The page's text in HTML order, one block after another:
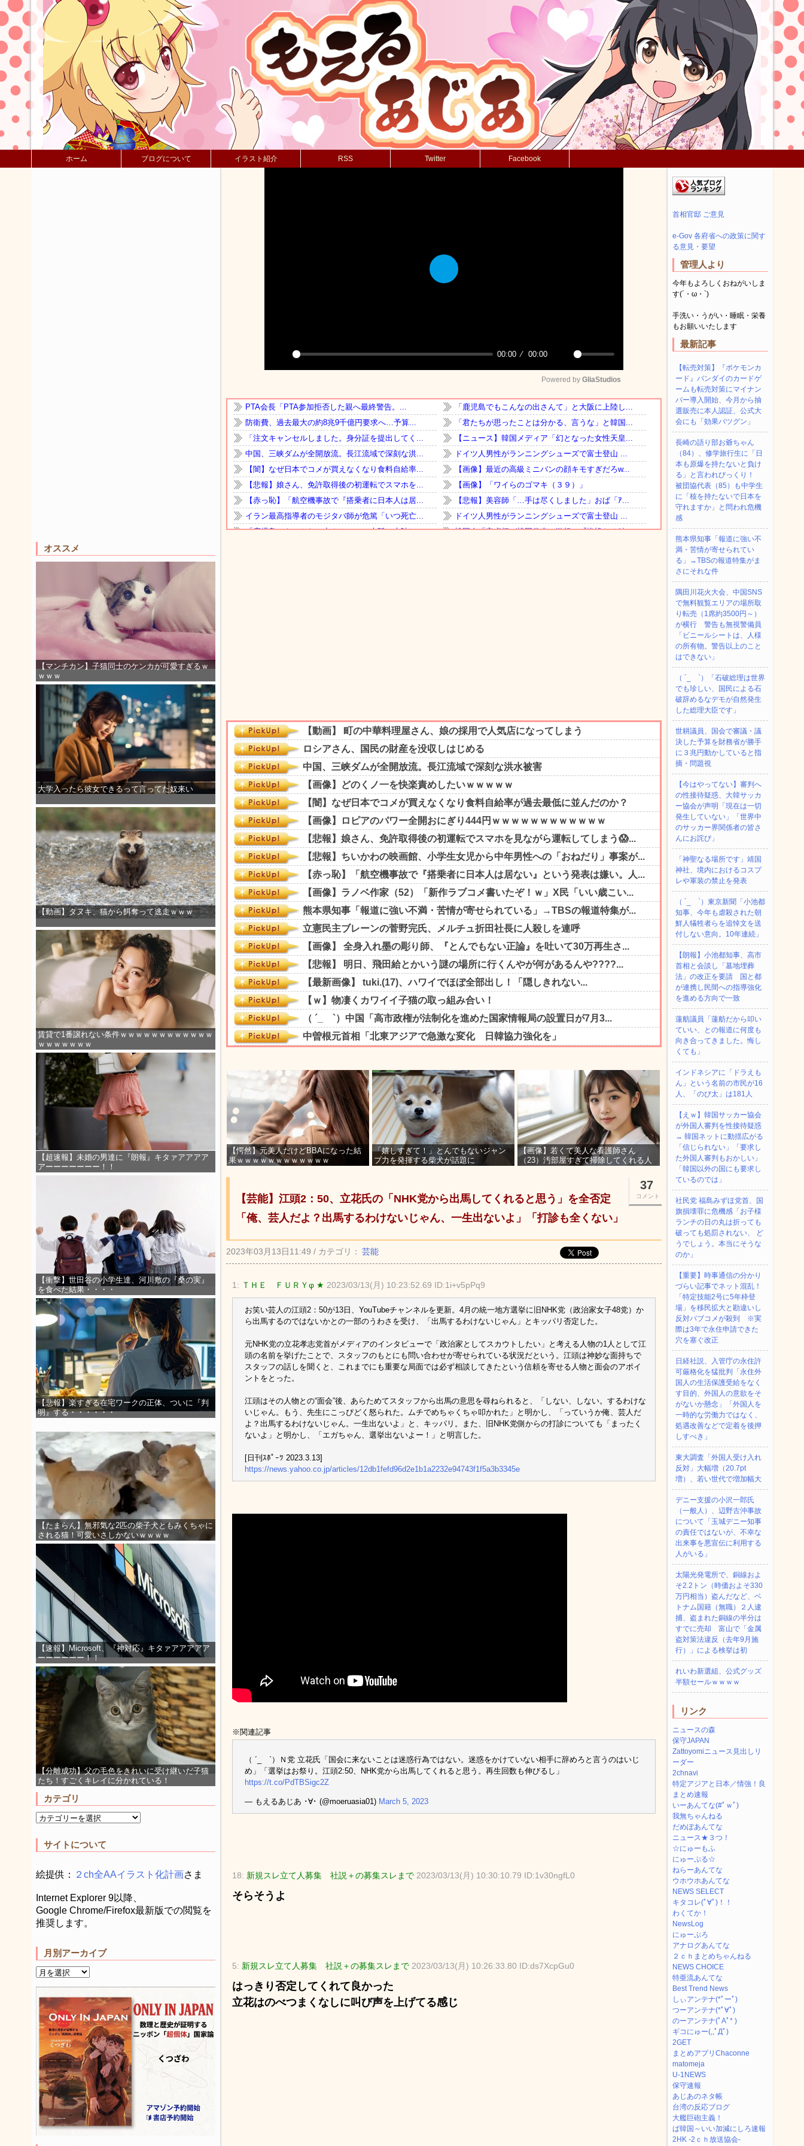
ホーム ブログについて イラスト紹介 RSS Twitter Facebook
オススメ
【マンチカン】子猫同士のケンカが可愛すぎるｗ
ｗｗｗ
大学入ったら彼女できるって言ってた奴来い
【動画】タヌキ、猫から餌奪って逃走ｗｗｗ
賃貸で1番譲れない条件ｗｗｗｗｗｗｗｗｗｗｗｗ
ｗｗｗｗｗｗｗ
【超速報】未婚の男達に『朗報』キタァアアアア
アーーーーーーー！！
【衝撃】世田谷の小学生達、河川敷の『桑の実』
を食べた結果・・・・
【悲報】楽すぎる在宅ワークの正体、ついに『判
明』する・・・・・・
【たまらん】無邪気な2匹の柴子犬ともみくちゃに
される猫！可愛いさしかないｗｗｗｗ
【速報】Microsoft、『神対応』キタァアアアアア
ーーーーーー！！
【分離成功】父の毛色をきれいに受け継いだ子猫
たち！すごくキレイに分かれている！
カテゴリ
サイトについて
絵提供： ２ch全AAイラスト化計画さま
Internet Explorer 9以降、
Google Chrome/Firefox最新版での閲覧を
推奨します。
月別アーカイブ
Play
00:00 00:00
Mute
Play
Powered by GliaStudios
【愕然】元美人だけどBBAになった結
果ｗｗｗｗｗｗｗｗｗｗｗｗ
「嬉しすぎて！」とんでもないジャン
プ力を発揮する柴犬が話題に
【画像】若くて美人な看護師さん
（23）汚部屋すぎて掃除してくれる人
37
コメント
【芸能】江頭2：50、立花氏の「NHK党から出馬してくれると思う」を全否定
「俺、芸人だよ？出馬するわけないじゃん、一生出ないよ」「打診も全くない」
2023年03月13日11:49 / カテゴリ： 芸能
1: ＴＨＥ ＦＵＲＹφ ★ 2023/03/13(月) 10:23:52.69 ID:1i+v5pPq9
お笑い芸人の江頭2：50が13日、YouTubeチャンネルを更新。4月の統一地方選挙に旧NHK党（政治家女子48党）か
ら出馬するのではないかとの一部のうわさを受け、「出馬するわけないじゃん」とキッパリ否定した。
元NHK党の立花孝志党首がメディアのインタビューで「政治家としてスカウトしたい」と考える人物の1人として江
頭の名前を挙げたことで、スタッフのもとにも問い合わせが寄せられている状況だという。江頭は神妙な面持ちで
スタッフの話しを聞くと、これまでにも重要な局面では必ず相談してきたという信頼を寄せる人物と面会のアポイ
ントをとった。
江頭はその人物との“面会”後、あらためてスタッフから出馬の意思を尋ねられると、「しない、しない。するわけな
いじゃん。もう、先生にこっぴどく怒られた。ムチでめちゃくちゃ叩かれた」と明かし、「っていうか俺、芸人だ
よ？出馬するわけないじゃん。一生出ないよ」と、キッパリ。また、旧NHK党側からの打診についても「まったく
ないよ」と明かし、「エガちゃん、選挙出ないよー！」と明言した。
[日刊ｽﾎﾟｰﾂ 2023.3.13]
https://news.yahoo.co.jp/articles/12db1fefd96d2e1b1a2232e94743f1f5a3b3345e
※関連記事
（ ´_ゝ`）Ｎ党 立花氏「国会に来ないことは迷惑行為ではない。迷惑をかけていない相手に辞めろと言うのはいじ
め」「選挙はお祭り。江頭2:50、NHK党から出馬してくれると思う。再生回数も伸びるし」
https://t.co/PdTBSigc2Z
— もえるあじあ ･∀･ (@moeruasia01) March 5, 2023
18: 新規スレ立て人募集 社説＋の募集スレまで 2023/03/13(月) 10:30:10.79 ID:1v30ngfL0
そらそうよ
5: 新規スレ立て人募集 社説＋の募集スレまで 2023/03/13(月) 10:26:33.80 ID:ds7XcpGu0
はっきり否定してくれて良かった
立花はのべつまくなしに叫び声を上げてる感じ
首相官邸 ご意見
e-Gov 各府省への政策に関す
る意見・要望
管理人より
今年もよろしくおねがいしま
す(´・ω・`)
手洗い・うがい・睡眠・栄養
もお願いいたします
最新記事
【転売対策】『ポケモンカ
ード』バンダイのカードゲ
ームも転売対策にマイナン
バー導入開始、今月から抽
選販売に本人認証、公式大
会にも「効果バツグン」
長崎の語り部お爺ちゃん
（84）、修学旅行生に「日
本も原爆を持たないと負け
る」と言われびっくり！
被団協代表（85）も中学生
に「核を持たないで日本を
守れますか」と問われ危機
感
熊本県知事「報道に強い不
満・苦情が寄せられてい
る」→TBSの報道特集がま
さにそれな件
隅田川花火大会、中国SNS
で無料観覧エリアの場所取
り転売（1席約3500円～）
が横行 警告も無視警備員
「ビニールシートは、人様
の所有物。警告以上のこと
はできない」
（ ´_ゝ`）「石破総理は世界
でも珍しい、国民による石
破辞めるなデモが自然発生
した総理大臣です」
世耕議員、国会で審議・議
決した予算を財務省が勝手
に３兆円動かしていると指
摘・問題視
【今はやってない】審判へ
の性接待疑惑、大韓サッカ
ー協会が声明「現在は一切
発生していない」「世界中
のサッカー界関係者の皆さ
んにお詫び」
「神聖なる場所です」靖国
神社、境内におけるコスプ
レや軍装の禁止を発表
（ ´_ゝ`）東京新聞「小池都
知事、今年も虐殺された朝
鮮人犠牲者らを追悼文を送
付しない意向。10年連続」
【朗報】小池都知事、高市
首相と会談し「墓地埋葬
法」の改正を要請 国と都
が連携し民間への指導強化
を進める方向で一致
蓮舫議員「蓮舫だから叩い
ていい、との報道に何度も
向き合ってきました。悔し
くても」
インドネシアに「ドラえも
ん」という名前の市民が16
人、「のび太」は181人
【えｗ】韓国サッカー協会
が外国人審判を性接待疑惑
→ 韓国ネットに動揺広がる
「信じられない」「要求し
た外国人審判もおかしい」
「韓国以外の国にも要求し
ているのでは」
社民党 福島みずほ党首、国
旗損壊罪に危機感「お子様
ランチの日の丸は折っても
破っても処罰されない、 ど
うでしょう。本当にそうな
のか」
【重要】時事通信の分かり
づらい記事でネット混乱！
「特定技能2号に5年枠登
場」を移民拡大と勘違いし
反対パブコメが殺到 ※実
際は3年で永住申請できた
穴を塞ぐ改正
日経社説、入管庁の永住許
可厳格化を猛批判「永住外
国人の生活保護受給をなく
す目的、外国人の意欲をそ
がないか懸念」「外国人を
一時的な労働力ではなく、
処遇改善などで定着を後押
しすべき」
東大調査「外国人受け入れ
反対」大幅増（20.7pt
増）、若い世代で増加幅大
デニー支援の小沢一郎氏
（一般人）、辺野古沖事故
について「玉城デニー知事
の責任ではないが、不幸な
出来事を悪宣伝に利用する
人がいる」
太陽光発電所で、銅線およ
そ2.2トン（時価およそ330
万円相当）盗んだなど、ベ
トナム国籍（無職）２人逮
捕、盗まれた銅線の半分は
すでに売却 富山で「金属
盗対策法違反（去年9月施
行）」による検挙は初
れいわ新選組、公式グッズ
半額セールｗｗｗｗ
リンク
ニュースの森
保守JAPAN
Zattoyomiニュース見出しリ
ーダー
2chnavi
特定アジアと日本／情強！良
まとめ速報
いーあんてな(#ﾟｗﾟ)
我無ちゃんねる
だめぽあんてな
ニュース★３つ！
☆にゅーもふ
にゅーぷる☆
ねらーあんてな
ウホウホあんてな
NEWS SELECT
キタコレ(ﾟ∀ﾟ)！！
わくてか！
NewsLog
にゅーぷろ
アナログあんてな
２ｃｈまとめちゃんねる
NEWS CHOICE
特亜流あんてな
Best Trend News
しぃアンテナ(*ﾟーﾟ)
つーアンテナ(*ﾟ∀ﾟ)
のーアンテナ(ﾟAﾟ* )
ギコにゅー(,,ﾟДﾟ)
2GET
まとめアプリChaconne
matomeja
U-1NEWS
保守速報
あじあのネタ帳
台湾の反応ブログ
大艦巨砲主義！
ば韓国～いい加減にしろ速報
2HK -2ｃｈ放送協会-